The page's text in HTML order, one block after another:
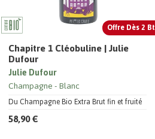
Offre Dès 2 Bt
Chapitre 1 Cléobuline | Julie
Dufour
Du Champagne Bio Extra Brut fin et fruité
Julie Dufour
Champagne Blanc
58,90 €